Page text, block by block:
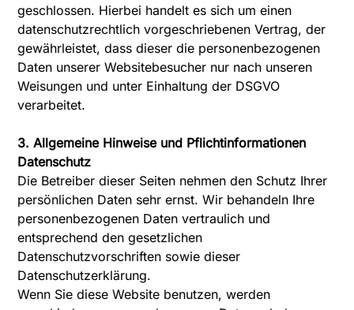
geschlossen. Hierbei handelt es sich um einen
datenschutzrechtlich vorgeschriebenen Vertrag, der
gewährleistet, dass dieser die personenbezogenen
Daten unserer Websitebesucher nur nach unseren
Weisungen und unter Einhaltung der DSGVO
verarbeitet.
3. Allgemeine Hinweise und Pflicht­informationen
Datenschutz
Die Betreiber dieser Seiten nehmen den Schutz Ihrer
persönlichen Daten sehr ernst. Wir behandeln Ihre
personenbezogenen Daten vertraulich und
entsprechend den gesetzlichen
Datenschutzvorschriften sowie dieser
Datenschutzerklärung.
Wenn Sie diese Website benutzen, werden